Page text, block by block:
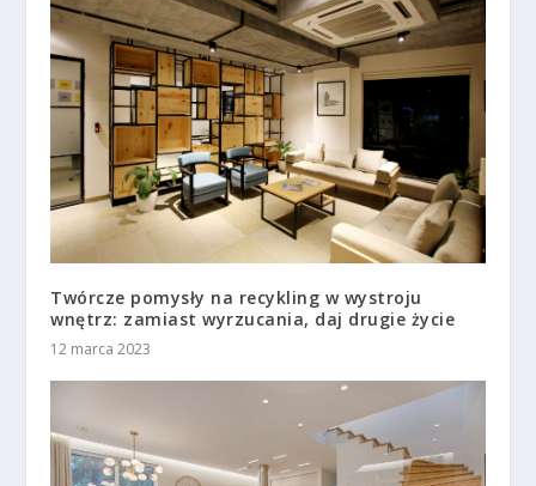
Twórcze pomysły na recykling w wystroju
wnętrz: zamiast wyrzucania, daj drugie życie
12 marca 2023